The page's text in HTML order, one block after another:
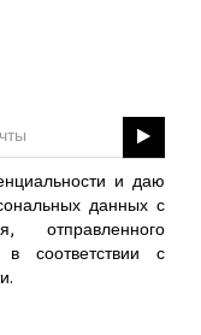
и даю
данных с
отправленного
соответствии с